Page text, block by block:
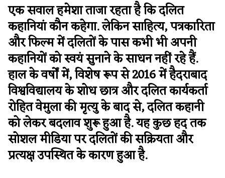
एक सवाल हमेशा ताजा रहता है कि दलित
कहानियां कौन कहेगा. लेकिन साहित्य, पत्रकारिता
और फिल्म में दलितों के पास कभी भी अपनी
कहानियों को स्वयं सुनाने के साधन नहीं रहे हैं.
हाल के वर्षों में, विशेष रूप से 2016 में हैदराबाद
विश्वविद्यालय के शोध छात्र और दलित कार्यकर्ता
रोहित वेमुला की मृत्यु के बाद से, दलित कहानी
को लेकर बदलाव शुरू हुआ है. यह कुछ हद तक
सोशल मीडिया पर दलितों की सक्रियता और
प्रत्यक्ष उपस्थित के कारण हुआ है.